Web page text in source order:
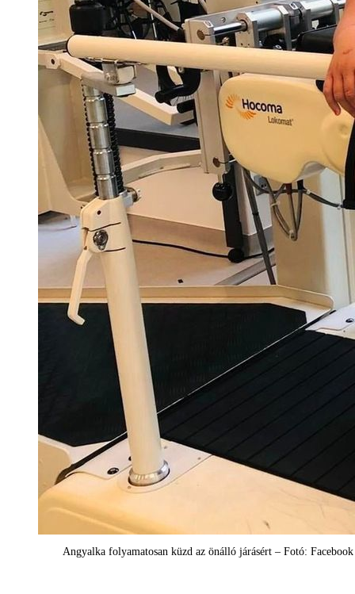
Angyalka folyamatosan küzd az önálló járásért – Fotó: